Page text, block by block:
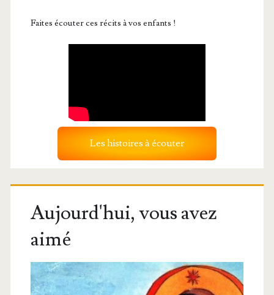
Faites écouter ces récits à vos enfants !
Les histoires à écouter
Aujourd'hui, vous avez
aimé